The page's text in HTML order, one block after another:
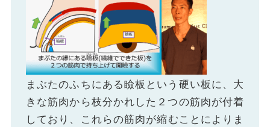
まぶたのふちにある瞼板という硬い板に、大
きな筋肉から枝分かれした２つの筋肉が付着
しており、これらの筋肉が縮むことによりま